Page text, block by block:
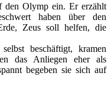
den Olymp ein. Er erzählt
haben über den
Zeus soll helfen, die
beschäftigt, kramen
das Anliegen eher als
begeben sie sich auf